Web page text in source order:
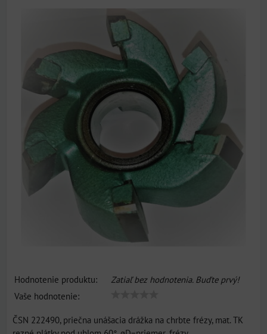
Hodnotenie produktu:
Zatiaľ bez hodnotenia. Buďte prvý!
Vaše hodnotenie:
ČSN 222490, priečna unášacia drážka na chrbte frézy, mat. TK